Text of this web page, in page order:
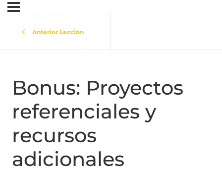
Anterior Lección
Bonus: Proyectos
referenciales y
recursos
adicionales